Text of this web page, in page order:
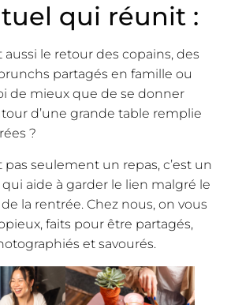
qui réunit :
aussi le retour des copains, des
partagés en famille ou
de mieux que de se donner
d’une grande table remplie
?
pas seulement un repas, c’est un
qui aide à garder le lien malgré le
la rentrée. Chez nous, on vous
faits pour être partagés,
et savourés.